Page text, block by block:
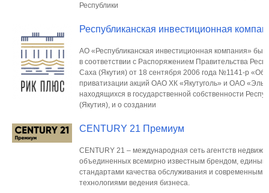
Республики
Республиканская инвестиционная
АО «Республиканская инвестиционная компания»
в соответствии с Распоряжением Правительства
Саха (Якутия) от 18 сентября 2006 года №1141-р «Об
приватизации акций ОАО ХК «Якутуголь» и ОАО
находящихся в государственной собственности
(Якутия), и о создании
CENTURY 21 Премиум
CENTURY 21 – международная сеть агентств
объединенных всемирно известным брендом,
стандартами качества обслуживания и современными
технологиями ведения бизнеса.